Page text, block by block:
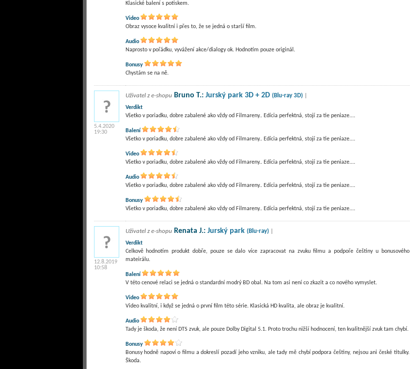
Klasické balení s potiskem.
Video
Obraz vysoce kvalitní i přes to, že se jedná o starší film.
Audio
Naprosto v pořádku, vyvážení akce/dialogy ok. Hodnotím pouze originál.
Bonusy
Chystám se na ně.
5.4.2020
19:30
Uživatel z e-shopu Bruno T.: Jurský park 3D + 2D (Blu-ray 3D)|
Verdikt
Všetko v poriadku, dobre zabalené ako vždy od Filmareny.. Edícia perfektná, stojí za tie peniaze....
Balení
Všetko v poriadku, dobre zabalené ako vždy od Filmareny.. Edícia perfektná, stojí za tie peniaze....
Video
Všetko v poriadku, dobre zabalené ako vždy od Filmareny.. Edícia perfektná, stojí za tie peniaze....
Audio
Všetko v poriadku, dobre zabalené ako vždy od Filmareny.. Edícia perfektná, stojí za tie peniaze....
Bonusy
Všetko v poriadku, dobre zabalené ako vždy od Filmareny.. Edícia perfektná, stojí za tie peniaze....
12.8.2019
10:58
Uživatel z e-shopu Renata J.: Jurský park (Blu-ray)|
Verdikt
Celkově hodnotím produkt dobře, pouze se dalo více zapracovat na zvuku filmu a podpoře češtiny u bonusového
mateirálu.
Balení
V této cenové relaci se jedná o standardní modrý BD obal. Na tom asi není co zkazit a co nového vymyslet.
Video
Video kvalitní, i když se jedná o první film této série. Klasická HD kvalita, ale obraz je kvalitní.
Audio
Tady je škoda, že není DTS zvuk, ale pouze Dolby Digital 5.1. Proto trochu nižší hodnocení, ten kvalitnější zvuk tam chybí.
Bonusy
Bonusy hodně napoví o filmu a dokreslí pozadí jeho vzniku, ale tady mě chybí podpora češtiny, nejsou ani české titulky.
Škoda.